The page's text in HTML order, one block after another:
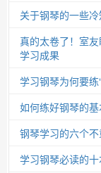
关于钢琴的一些
真的太卷了！室
学习成果
学习钢琴为何要练
如何练好钢琴的
钢琴学习的六个不
学习钢琴必读的